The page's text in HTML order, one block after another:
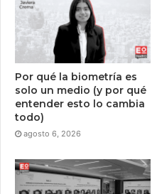
Por qué la biometría es
solo un medio (y por qué
entender esto lo cambia
todo)
agosto 6, 2026